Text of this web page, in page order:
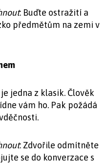
: Buďte ostražití a
předmětům na zemi v
jedna z klasik. Člověk
vám ho. Pak požádá
: Zdvořile odmítněte
se do konverzace s